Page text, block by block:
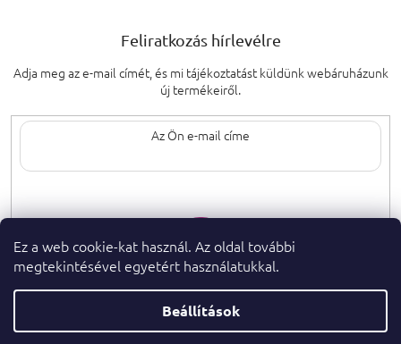
Ez a web cookie-kat használ. Az oldal további
megtekintésével egyetért használatukkal.
Beállítások
Feliratkozás hírlevélre
Adja meg az e-mail címét, és mi tájékoztatást küldünk webáruházunk
új termékeiről.
Copyright 2026parfumeshop.hu. Minden jog fenntartva.